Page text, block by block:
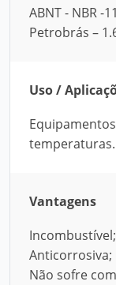
ABNT - NBR -
Petrobrás –
Uso /
temperaturas.
Vantagens
Incombustível;
Anticorrosiva;
Não sofre